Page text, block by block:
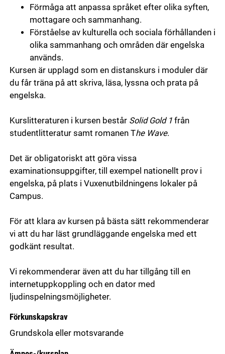
Förmåga att anpassa språket efter olika syften,
mottagare och sammanhang.
Förståelse av kulturella och sociala förhållanden i
olika sammanhang och områden där engelska
används.
Kursen är upplagd som en distanskurs i moduler där
du får träna på att skriva, läsa, lyssna och prata på
engelska.
Kurslitteraturen i kursen består Solid Gold 1från
studentlitteratur samt romanen The Wave.
Det är obligatoriskt att göra vissa
examinationsuppgifter, till exempel nationellt prov i
engelska, på plats i Vuxenutbildningens lokaler på
Campus.
För att klara av kursen på bästa sätt rekommenderar
vi att du har läst grundläggande engelska med ett
godkänt resultat.
Vi rekommenderar även att du har tillgång till en
internetuppkoppling och en dator med
ljudinspelningsmöjligheter.
Förkunskapskrav
Grundskola eller motsvarande